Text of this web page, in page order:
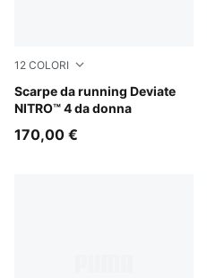
12 COLORI
Scarpe da running Deviate
NITRO™ 4 da donna
PUMA White-Feather Gray
170,00 €